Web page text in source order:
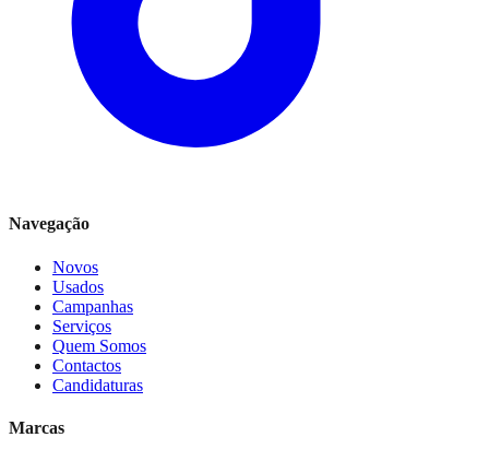
Navegação
Novos
Usados
Campanhas
Serviços
Quem Somos
Contactos
Candidaturas
Marcas